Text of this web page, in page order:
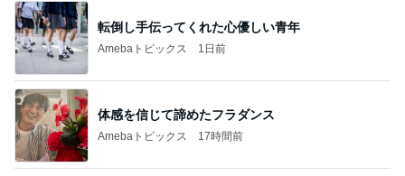
転倒し手伝ってくれた心優しい青年
Amebaトピックス 1日前
体感を信じて諦めたフラダンス
Amebaトピックス 17時間前